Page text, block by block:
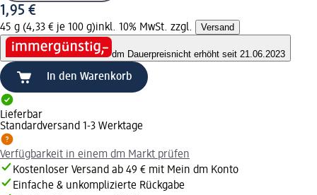
1,95 €
45 g (4,33 € je 100 g)inkl. 10% MwSt. zzgl. Versand
dm Dauerpreisnicht erhöht seit 21.06.2023
In den Warenkorb
Lieferbar
Standardversand 1-3 Werktage
Verfügbarkeit in einem dm Markt prüfen
Kostenloser Versand ab 49 € mit Mein dm Konto
Einfache & unkomplizierte Rückgabe